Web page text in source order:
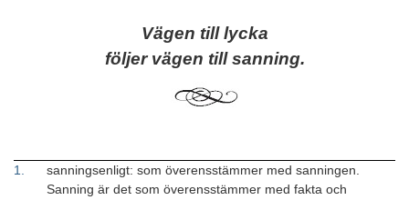
Vägen till lycka
följer vägen till sanning.
1.
sanningsenligt: som överensstämmer med sanningen.
Sanning är det som överensstämmer med fakta och